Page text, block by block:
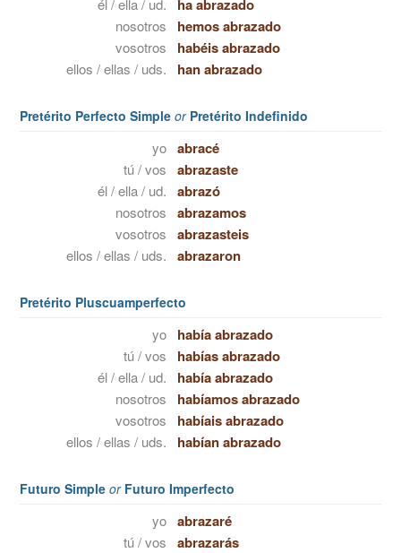
él / ella / ud. ha abrazado
nosotros hemos abrazado
vosotros habéis abrazado
ellos / ellas / uds. han abrazado
Pretérito Perfecto Simple orPretérito Indefinido
yo abracé
tú / vos abrazaste
él / ella / ud. abrazó
nosotros abrazamos
vosotros abrazasteis
ellos / ellas / uds. abrazaron
Pretérito Pluscuamperfecto
yo había abrazado
tú / vos habías abrazado
él / ella / ud. había abrazado
nosotros habíamos abrazado
vosotros habíais abrazado
ellos / ellas / uds. habían abrazado
Futuro Simple orFuturo Imperfecto
yo abrazaré
tú / vos abrazarás